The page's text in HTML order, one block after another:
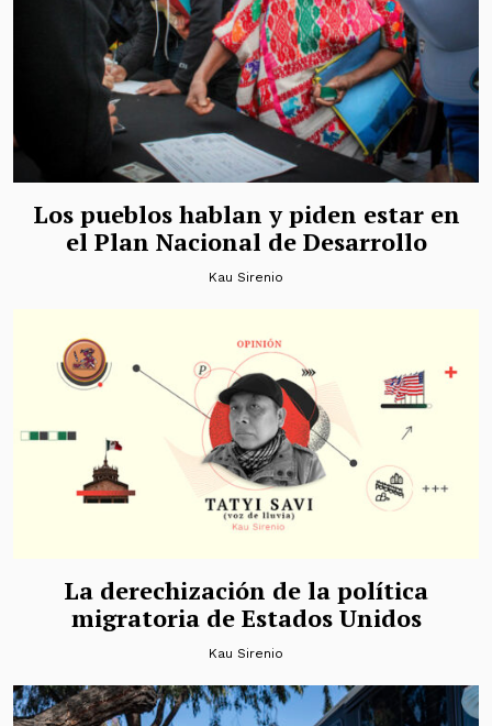
Los pueblos hablan y piden estar en
el Plan Nacional de Desarrollo
Kau Sirenio
La derechización de la política
migratoria de Estados Unidos
Kau Sirenio